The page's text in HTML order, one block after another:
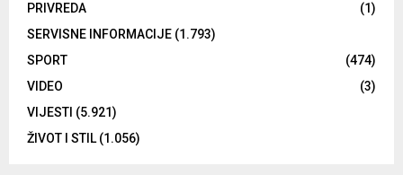
PRIVREDA
(1)
SERVISNE INFORMACIJE (1.793)
SPORT
(474)
VIDEO
(3)
VIJESTI (5.921)
ŽIVOT I STIL (1.056)